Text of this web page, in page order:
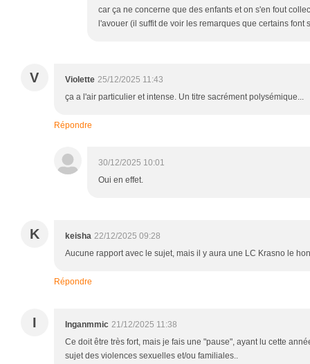
car ça ne concerne que des enfants et on s'en fout
l'avouer (il suffit de voir les remarques que certains font
V Violette 25/12/2025 11:43
ça a l'air particulier et intense. Un titre sacrément polysémique...
Répondre
30/12/2025 10:01
Oui en effet.
K keisha 22/12/2025 09:28
Aucune rapport avec le sujet, mais il y aura une LC Krasno le
Répondre
I Inganmmic 21/12/2025 11:38
Ce doit être très fort, mais je fais une "pause", ayant lu cette
sujet des violences sexuelles et/ou familiales..